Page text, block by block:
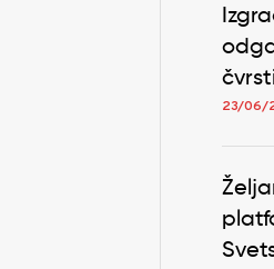
23/06/